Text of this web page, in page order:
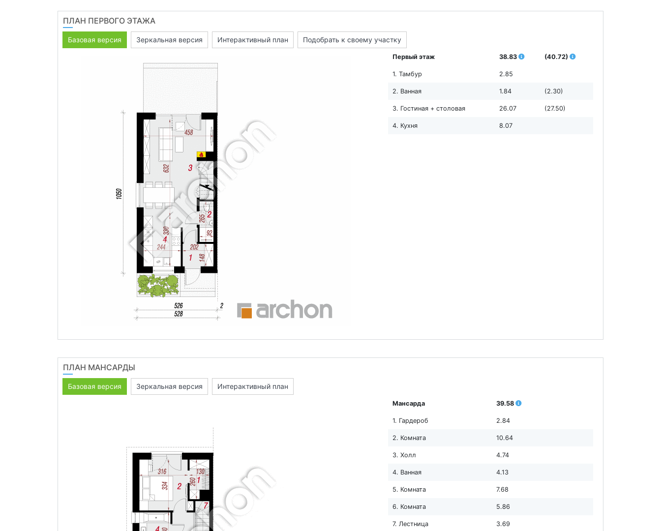
ПЛАН ПЕРВОГО ЭТАЖА
Базовая версия Зеркальная версия Интерактивный план Подобрать к своему участку
Первый этаж 38.83 (40.72)
1. Тамбур 2.85
2. Ванная 1.84 (2.30)
3. Гостиная + столовая 26.07 (27.50)
4. Кухня 8.07
ПЛАН МАНСАРДЫ
Базовая версия Зеркальная версия Интерактивный план
Мансарда 39.58
1. Гардероб 2.84
2. Комната 10.64
3. Холл 4.74
4. Ванная 4.13
5. Комната 7.68
6. Комната 5.86
7. Лестница 3.69